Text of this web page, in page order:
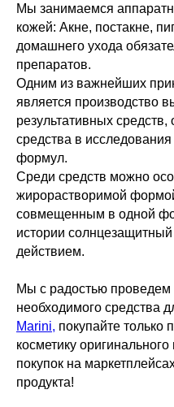
Мы занимаемся
кожей: Акне, постакне,
домашнего ухода
препаратов.
Одним из важнейших
является производство
результативных
средства в
формул.
Среди средств можно
жирорастворимой
совмещенным в одной
истории
действием.
Мы с радостью проведем
необходимого средства
Marini, покупайте
косметику
покупок на
продукта!